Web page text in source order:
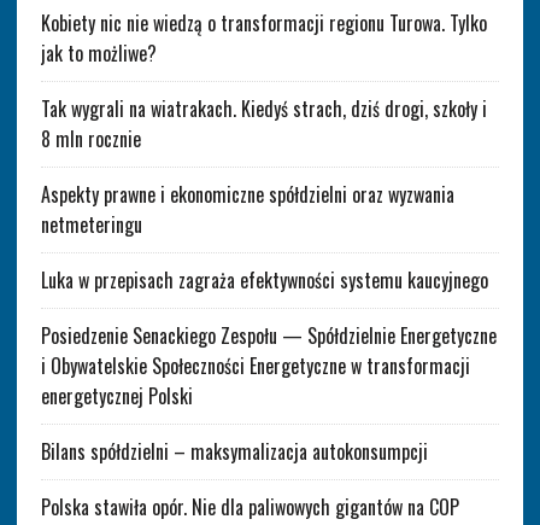
Kobiety nic nie wiedzą o transformacji regionu Turowa. Tylko
jak to możliwe?
Tak wygrali na wiatrakach. Kiedyś strach, dziś drogi, szkoły i
8 mln rocznie
Aspekty prawne i ekonomiczne spółdzielni oraz wyzwania
netmeteringu
Luka w przepisach zagraża efektywności systemu kaucyjnego
Posiedzenie Senackiego Zespołu — Spółdzielnie Energetyczne
i Obywatelskie Społeczności Energetyczne w transformacji
energetycznej Polski
Bilans spółdzielni – maksymalizacja autokonsumpcji
Polska stawiła opór. Nie dla paliwowych gigantów na COP